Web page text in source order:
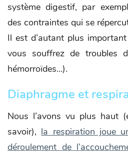
système digestif, par
des contraintes qui se
Il est d’autant plus
vous souffrez de troubles
hémorroïdes…).
Diaphragme et
Nous l’avons vu plus haut
savoir), la respiration joue
déroulement de